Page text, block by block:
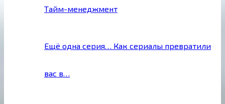
Тайм-менеджмент
Ещё одна серия… Как сериалы превратили
вас в…